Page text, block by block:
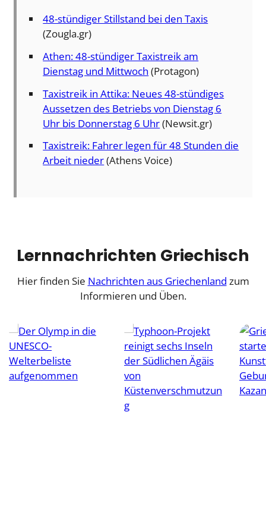
48-stündiger Stillstand bei den Taxis
(Zougla.gr)
Athen: 48-stündiger Taxistreik am
Dienstag und Mittwoch (Protagon)
Taxistreik in Attika: Neues 48-stündiges
Aussetzen des Betriebs von Dienstag 6
Uhr bis Donnerstag 6 Uhr(Newsit.gr)
Taxistreik: Fahrer legen für 48 Stunden die
Arbeit nieder(Athens Voice)
Lernnachrichten Griechisch
Hier finden Sie Nachrichten aus Griechenland zum
Informieren und Üben.